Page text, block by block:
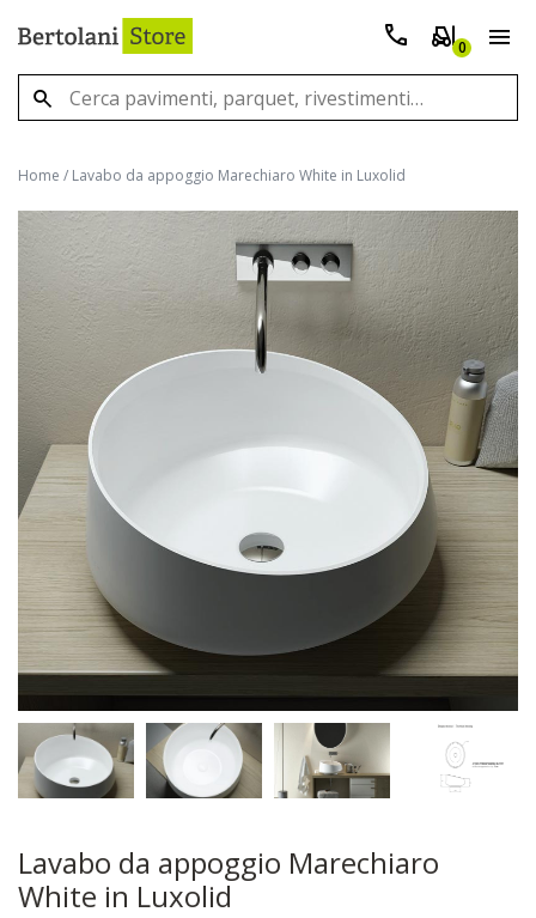
0
Home / Lavabo da appoggio Marechiaro White in Luxolid
Lavabo da appoggio Marechiaro
White in Luxolid